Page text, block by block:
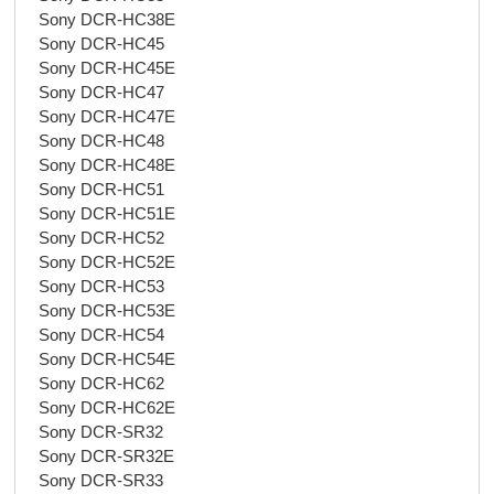
Sony DCR-HC38E
Sony DCR-HC45
Sony DCR-HC45E
Sony DCR-HC47
Sony DCR-HC47E
Sony DCR-HC48
Sony DCR-HC48E
Sony DCR-HC51
Sony DCR-HC51E
Sony DCR-HC52
Sony DCR-HC52E
Sony DCR-HC53
Sony DCR-HC53E
Sony DCR-HC54
Sony DCR-HC54E
Sony DCR-HC62
Sony DCR-HC62E
Sony DCR-SR32
Sony DCR-SR32E
Sony DCR-SR33